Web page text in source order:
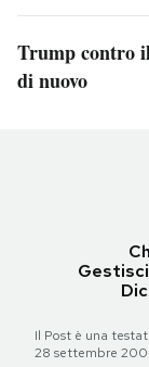
Trump contro
di nuovo
Il Post è una
28 settembre